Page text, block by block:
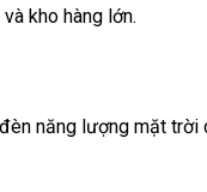
kho hàng lớn.
năng lượng mặt trời